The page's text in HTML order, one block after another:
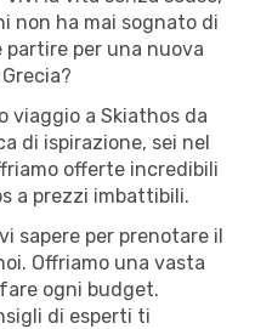
non ha mai sognato di
partire per una nuova
viaggio a Skiathos da
di ispirazione, sei nel
offerte incredibili
a prezzi imbattibili.
sapere per prenotare il
Offriamo una vasta
ogni budget.
di esperti ti